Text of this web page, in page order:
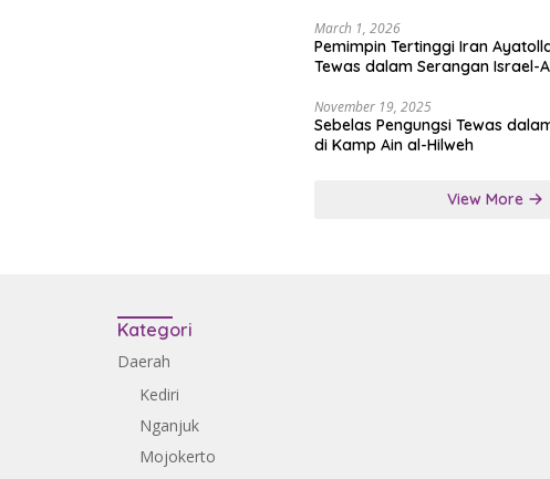
March 1, 2026
Pemimpin Tertinggi Iran
Tewas dalam Serangan Israel-
November 19, 2025
Sebelas Pengungsi Tewas
di Kamp Ain al-Hilweh
View More
Kategori
Daerah
Kediri
Nganjuk
Mojokerto